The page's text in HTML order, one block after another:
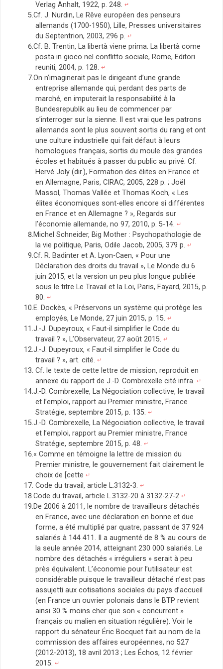
Verlag Anhalt, 1922, p. 248. ↵
Cf. J. Nurdin, Le Rêve européen des penseurs
allemands (1700-1950), Lille, Presses universitaires
du Septentrion, 2003, 296 p. ↵
Cf. B. Trentin, La libertà viene prima. La libertà come
posta in gioco nel conflitto sociale, Rome, Editori
reuniti, 2004, p. 128. ↵
On n’imaginerait pas le dirigeant d’une grande
entreprise allemande qui, perdant des parts de
marché, en imputerait la responsabilité à la
Bundesrepublik au lieu de commencer par
s’interroger sur la sienne. Il est vrai que les patrons
allemands sont le plus souvent sortis du rang et ont
une culture industrielle qui fait défaut à leurs
homologues français, sortis du moule des grandes
écoles et habitués à passer du public au privé. Cf.
Hervé Joly (dir.), Formation des élites en France et
en Allemagne, Paris, CIRAC, 2005, 228 p. ; Joël
Massol, Thomas Vallée et Thomas Koch, « Les
élites économiques sont-elles encore si différentes
en France et en Allemagne ? », Regards sur
l’économie allemande, no 97, 2010, p. 5-14. ↵
Michel Schneider, Big Mother : Psychopathologie de
la vie politique, Paris, Odile Jacob, 2005, 379 p. ↵
Cf. R. Badinter et A. Lyon-Caen, « Pour une
Déclaration des droits du travail », Le Monde du 6
juin 2015, et la version un peu plus longue publiée
sous le titre Le Travail et la Loi, Paris, Fayard, 2015, p.
80. ↵
E. Dockès, « Préservons un système qui protège les
employés, Le Monde, 27 juin 2015, p. 15. ↵
J.-J. Dupeyroux, « Faut-il simplifier le Code du
travail ? », L’Observateur, 27 août 2015. ↵
J.-J. Dupeyroux, « Faut-il simplifier le Code du
travail ? », art. cité. ↵
Cf. le texte de cette lettre de mission, reproduit en
annexe du rapport de J.-D. Combrexelle cité infra. ↵
J.-D. Combrexelle, La Négociation collective, le travail
et l’emploi, rapport au Premier ministre, France
Stratégie, septembre 2015, p. 135. ↵
J.-D. Combrexelle, La Négociation collective, le travail
et l’emploi, rapport au Premier ministre, France
Stratégie, septembre 2015, p. 48. ↵
« Comme en témoigne la lettre de mission du
Premier ministre, le gouvernement fait clairement le
choix de [cette ↵
Code du travail, article L.3132-3.↵
Code du travail, article L.3132-20 à 3132-27-2↵
De 2006 à 2011, le nombre de travailleurs détachés
en France, avec une déclaration en bonne et due
forme, a été multiplié par quatre, passant de 37 924
salariés à 144 411. Il a augmenté de 8 % au cours de
la seule année 2014, atteignant 230 000 salariés. Le
nombre des détachés « irréguliers » serait à peu
près équivalent. L’économie pour l’utilisateur est
considérable puisque le travailleur détaché n’est pas
assujetti aux cotisations sociales du pays d’accueil
(en France un ouvrier polonais dans le BTP revient
ainsi 30 % moins cher que son « concurrent »
français ou malien en situation régulière). Voir le
rapport du sénateur Éric Bocquet fait au nom de la
commission des affaires européennes, no 527
(2012-2013), 18 avril 2013 ; Les Échos, 12 février
2015. ↵